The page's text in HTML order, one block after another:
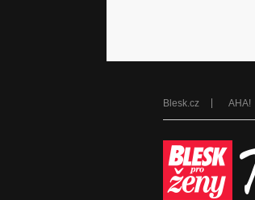
Blesk.cz AHA!